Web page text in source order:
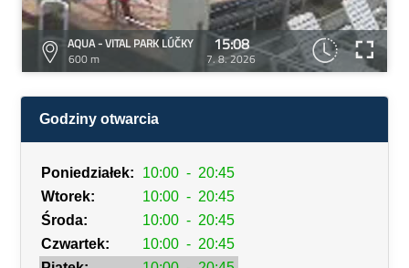
AQUA - VITAL PARK LÚČKY
600 m
15:08
7. 8. 2026
Godziny otwarcia
Poniedziałek: 10:00 - 20:45
Wtorek:
10:00 - 20:45
Środa:
10:00 - 20:45
Czwartek:
10:00 - 20:45